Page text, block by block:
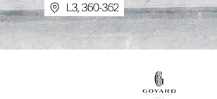
L3, 360-362